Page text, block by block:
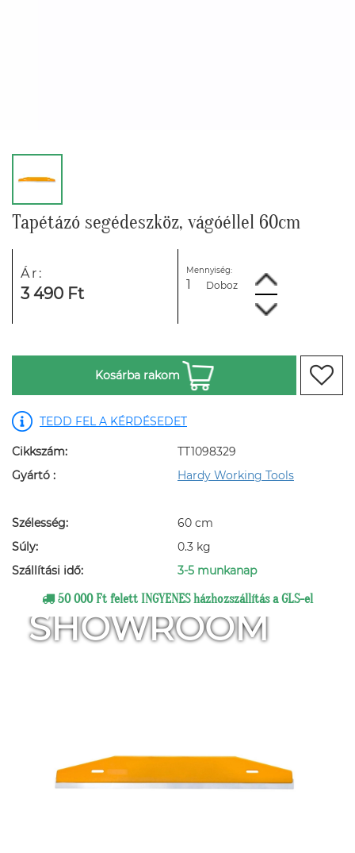
Tapétázó segédeszköz, vágóéllel 60cm
Ár:
3 490 Ft
Mennyiség:
Doboz
Kosárba rakom
TEDD FEL A KÉRDÉSEDET
Cikkszám:
TT1098329
Gyártó :
Hardy Working Tools
Szélesség:
60 cm
Súly:
0.3 kg
Szállítási idő:
3-5 munkanap
50 000 Ft felett INGYENES házhozszállítás a GLS-el
SHOWROOM